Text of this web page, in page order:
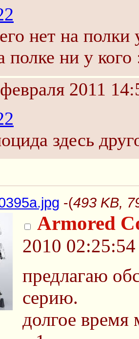
нет на полки
полке ни у кого
2011
здесь
-(493 KB,
Armored
2010 02:25:54
предлагаю
серию.
долгое